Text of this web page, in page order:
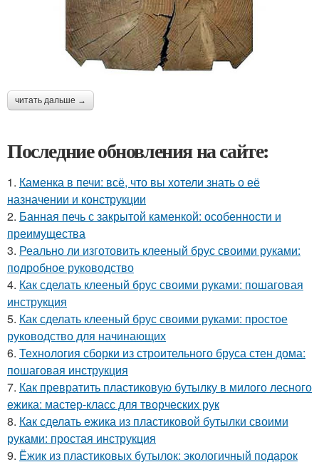
читать дальше →
Последние обновления на сайте:
1. Каменка в печи: всё, что вы хотели знать о её
назначении и конструкции
2. Банная печь с закрытой каменкой: особенности и
преимущества
3. Реально ли изготовить клееный брус своими руками:
подробное руководство
4. Как сделать клееный брус своими руками: пошаговая
инструкция
5. Как сделать клееный брус своими руками: простое
руководство для начинающих
6. Технология сборки из строительного бруса стен дома:
пошаговая инструкция
7. Как превратить пластиковую бутылку в милого лесного
ежика: мастер-класс для творческих рук
8. Как сделать ежика из пластиковой бутылки своими
руками: простая инструкция
9. Ёжик из пластиковых бутылок: экологичный подарок